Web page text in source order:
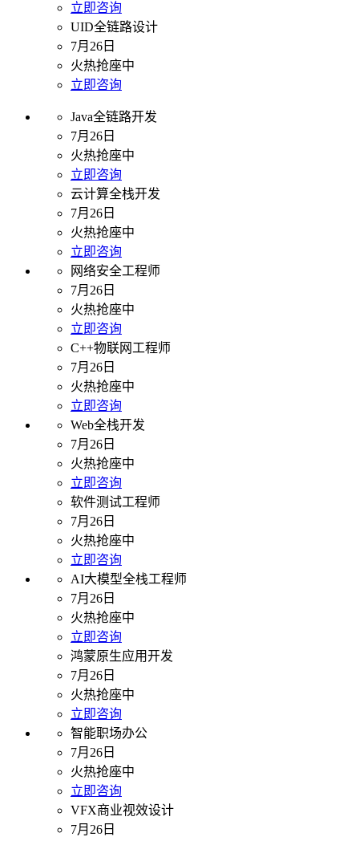
立即咨询
UID全链路设计
7月26日
火热抢座中
立即咨询
Java全链路开发
7月26日
火热抢座中
立即咨询
云计算全栈开发
7月26日
火热抢座中
立即咨询
网络安全工程师
7月26日
火热抢座中
立即咨询
C++物联网工程师
7月26日
火热抢座中
立即咨询
Web全栈开发
7月26日
火热抢座中
立即咨询
软件测试工程师
7月26日
火热抢座中
立即咨询
AI大模型全栈工程师
7月26日
火热抢座中
立即咨询
鸿蒙原生应用开发
7月26日
火热抢座中
立即咨询
智能职场办公
7月26日
火热抢座中
立即咨询
VFX商业视效设计
7月26日